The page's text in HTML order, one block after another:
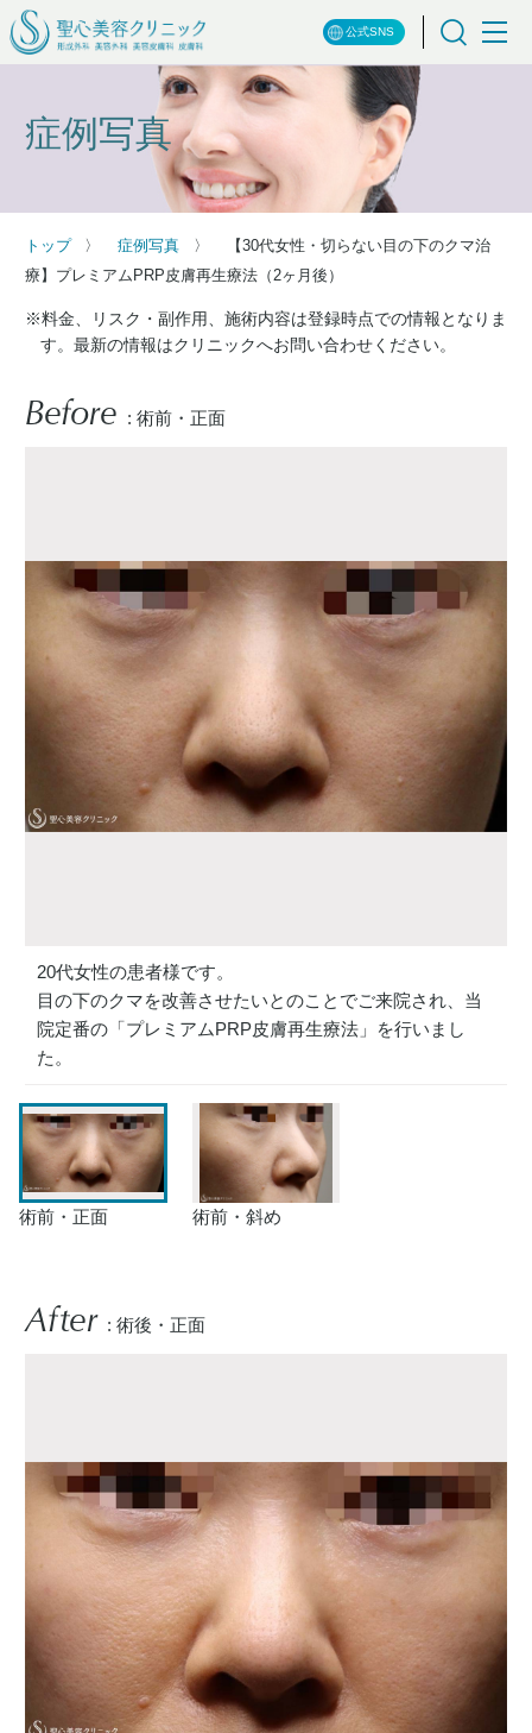
公式SNS
症例写真
トップ 症例写真
【30代女性・切らない目の下のクマ治
療】プレミアムPRP皮膚再生療法（2ヶ月後）
※料金、リスク・副作用、施術内容は登録時点での情報となりま
す。最新の情報はクリニックへお問い合わせください。
Before : 術前・正面
20代女性の患者様です。
目の下のクマを改善させたいとのことでご来院され、当
院定番の「プレミアムPRP皮膚再生療法」を行いまし
た。
術前・正面 術前・斜め
After : 術後・正面